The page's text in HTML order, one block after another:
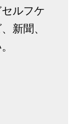
ルフケ
新聞、